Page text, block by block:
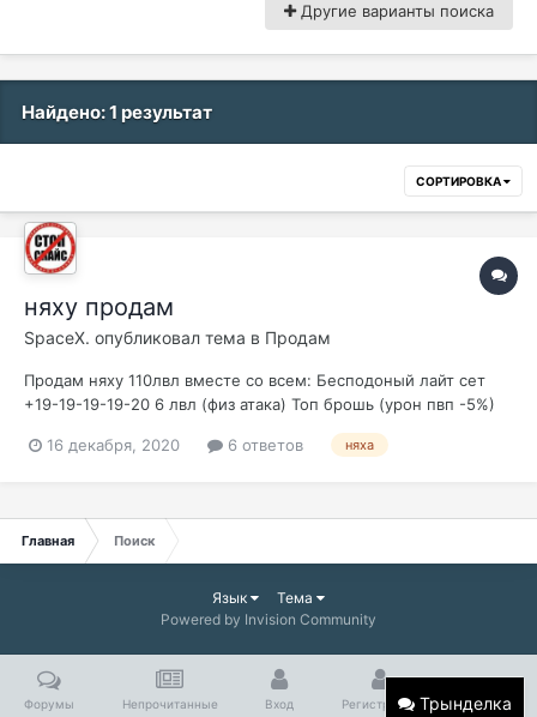
Другие варианты поиска
Найдено: 1 результат
СОРТИРОВКА
няху продам
SpaceX. опубликовал тема в Продам
Продам няху 110лвл вместе со всем: Бесподоный лайт сет
+19-19-19-19-20 6 лвл (физ атака) Топ брошь (урон пвп -5%)
лвл Пика пве+17 (3 са) внешка веер (лс сброс 5 сек) Пояс
16 декабря, 2020 6 ответов няха
Главная Поиск
Трынделка
Язык
Тема
Powered by Invision Community
Форумы Непрочитанные Вход Регистрация Больше